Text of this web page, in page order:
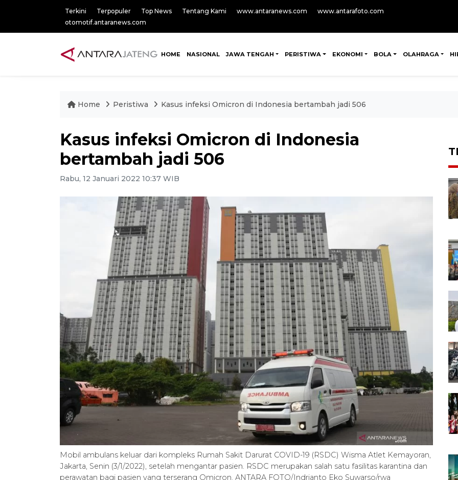
Terkini Terpopuler Top News Tentang Kami www.antaranews.com
www.antarafoto.com
otomotif.antaranews.com
HOME NASIONAL JAWA TENGAH PERISTIWA EKONOMI BOLA OLAHRAGA
Home Peristiwa Kasus infeksi Omicron di Indonesia bertambah jadi 506
Kasus infeksi Omicron di Indonesia
bertambah jadi 506
Rabu, 12 Januari 2022 10:37 WIB
Mobil ambulans keluar dari kompleks Rumah Sakit Darurat COVID-19 (RSDC) Wisma Atlet Kemayoran,
Jakarta, Senin (3/1/2022), setelah mengantar pasien. RSDC merupakan salah satu fasilitas karantina dan
perawatan bagi pasien yang terserang Omicron. ANTARA FOTO/Indrianto Eko Suwarso/rwa